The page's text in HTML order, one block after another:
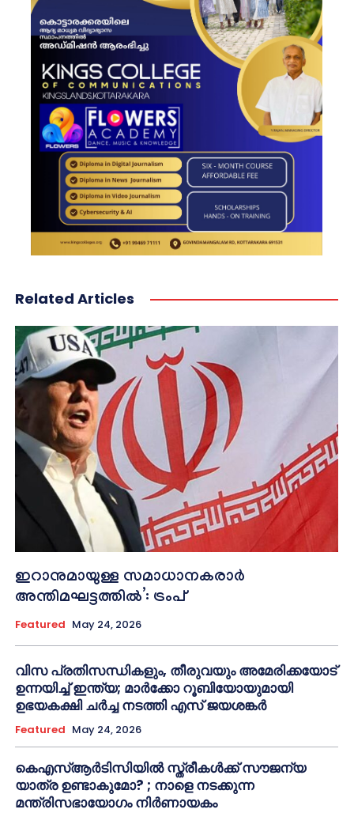
Related Articles
ഇറാനുമായുള്ള സമാധാനകരാർ
അന്തിമഘട്ടത്തിൽ‌’: ട്രംപ്
Featured May 24, 2026
വിസ പ്രതിസന്ധികളും, തീരുവയും അമേരിക്കയോട്
ഉന്നയിച്ച് ഇന്ത്യ; മാർക്കോ റൂബിയോയുമായി
ഉഭയകക്ഷി ചർച്ച നടത്തി എസ് ജയശങ്കർ
Featured May 24, 2026
കെഎസ്ആർടിസിയിൽ സ്ത്രീകൾക്ക് സൗജന്യ
യാത്ര ഉണ്ടാകുമോ? ; നാളെ നടക്കുന്ന
മന്ത്രിസഭായോഗം നിർണായകം